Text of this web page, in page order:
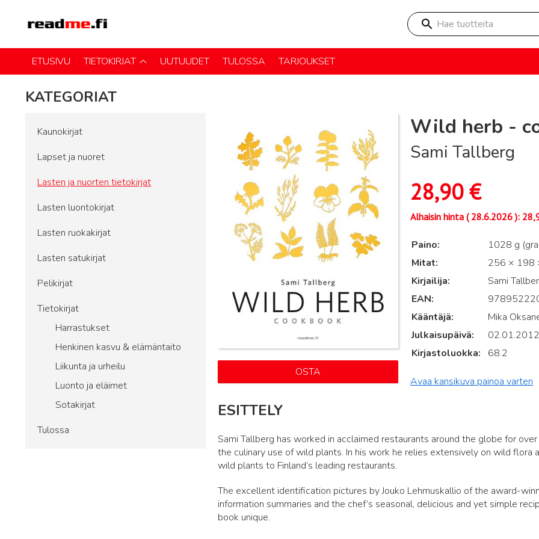
Hae tuotteita
ETUSIVU TIETOKIRJAT UUTUUDET TULOSSA TARJOUKSET
KATEGORIAT
Kaunokirjat
Lapset ja nuoret
Lasten ja nuorten tietokirjat
Lasten luontokirjat
Lasten ruokakirjat
Lasten satukirjat
Pelikirjat
Tietokirjat
Harrastukset
Henkinen kasvu & elämäntaito
Liikunta ja urheilu
Luonto ja eläimet
Sotakirjat
Tulossa
OSTA
Wild herb -
Sami Tallberg
28,90€
Alhaisin hinta (28.6.2026):
Paino
1028 g
Mitat
256 × 198
Kirjailija
Sami
EAN
Kääntäjä
Mika
Julkaisupäivä
02.01.2012
Kirjastoluokka
68.2
Avaa kansikuva painoa varten
ESITTELY
Sami Tallberg has worked in acclaimed restaurants around the globe for
the culinary use of wild plants. In his work he relies extensively on wild flora
wild plants to Finland’s leading restaurants.
The excellent identification pictures by Jouko Lehmuskallio of the award-
information summaries and the chef’s seasonal, delicious and yet simple
book unique.